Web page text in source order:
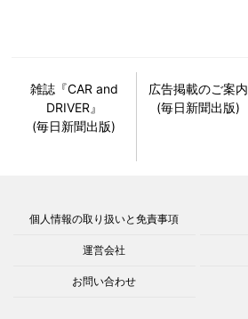
雑誌『CAR and
DRIVER』
(毎日新聞出版)
広告掲載のご案内
(毎日新聞出版)
個人情報の取り扱いと免責事項
運営会社
お問い合わせ